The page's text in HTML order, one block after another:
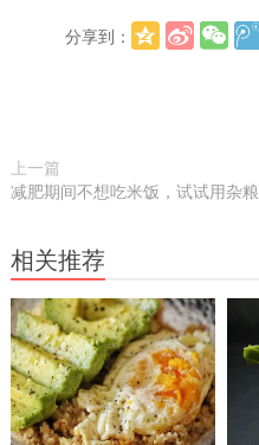
分享到：
上一篇
减肥期间不想吃米饭，试试用杂
相关推荐